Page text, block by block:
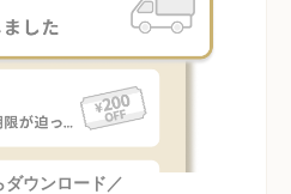
ダウンロード／